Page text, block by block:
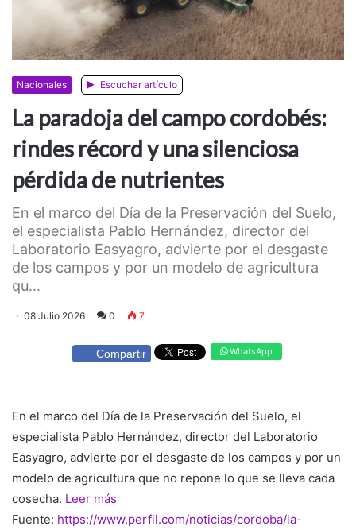
Nacionales Escuchar artículo
La paradoja del campo cordobés:
rindes récord y una silenciosa
pérdida de nutrientes
En el marco del Día de la Preservación del Suelo,
el especialista Pablo Hernández, director del
Laboratorio Easyagro, advierte por el desgaste
de los campos y por un modelo de agricultura
qu...
08 Julio 2026 0 7
Compartir WhatsApp
En el marco del Día de la Preservación del Suelo, el
especialista Pablo Hernández, director del Laboratorio
Easyagro, advierte por el desgaste de los campos y por un
modelo de agricultura que no repone lo que se lleva cada
cosecha. Leer más
Fuente: https://www.perfil.com/noticias/cordoba/la-